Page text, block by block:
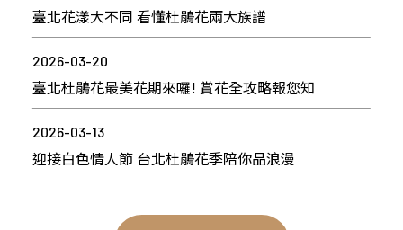
臺北花漾大不同 看懂杜鵑花兩大族譜
2026-03-20
臺北杜鵑花最美花期來囉! 賞花全攻略報您知
2026-03-13
迎接白色情人節 台北杜鵑花季陪你品浪漫